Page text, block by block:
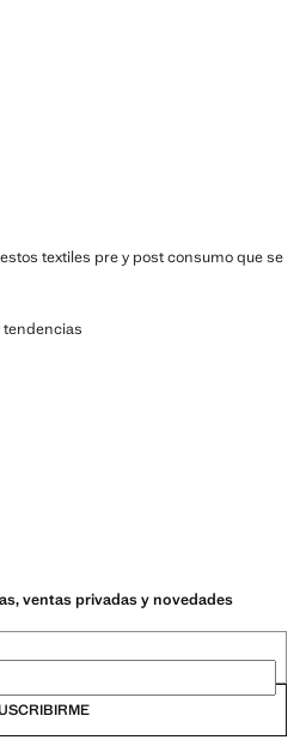
textiles pre y post consumo que se
tendencias
ventas privadas y novedades